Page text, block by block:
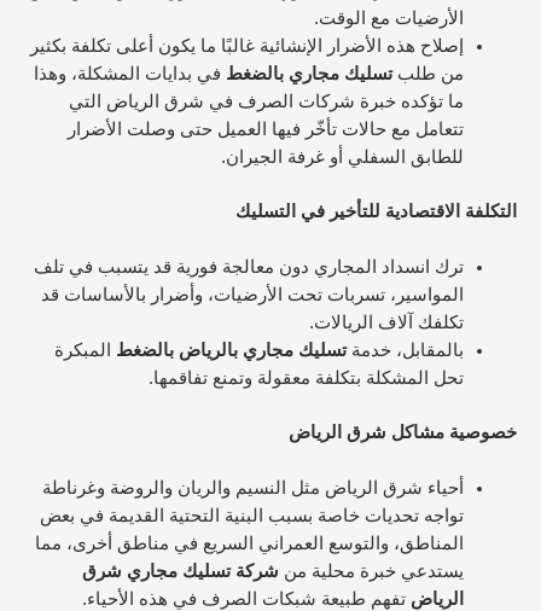
الأرضيات مع الوقت.​
إصلاح هذه الأضرار الإنشائية غالبًا ما يكون أعلى تكلفة بكثير
من طلبتسليك مجاري بالضغط في بدايات المشكلة، وهذا
ما تؤكده خبرة شركات الصرف في شرق الرياض التي
تتعامل مع حالات تأخّر فيها العميل حتى وصلت الأضرار
للطابق السفلي أو غرفة الجيران.​
التكلفة الاقتصادية للتأخير في التسليك
ترك انسداد المجاري دون معالجة فورية قد يتسبب في تلف
المواسير، تسربات تحت الأرضيات، وأضرار بالأساسات قد
تكلفك آلاف الريالات.
بالمقابل، خدمةتسليك مجاري بالرياض بالضغط المبكرة
تحل المشكلة بتكلفة معقولة وتمنع تفاقمها.​
خصوصية مشاكل شرق الرياض
أحياء شرق الرياض مثل النسيم والريان والروضة وغرناطة
تواجه تحديات خاصة بسبب البنية التحتية القديمة في بعض
المناطق، والتوسع العمراني السريع في مناطق أخرى، مما
يستدعي خبرة محلية من شركة تسليك مجاري شرق
الرياض تفهم طبيعة شبكات الصرف في هذه الأحياء.